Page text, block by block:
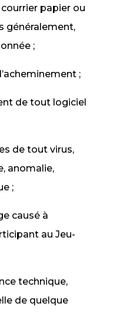
papier ou
généralement,
;
;
de tout logiciel
de tout virus,
anomalie,
;
causé à
au Jeu-
technique,
de quelque